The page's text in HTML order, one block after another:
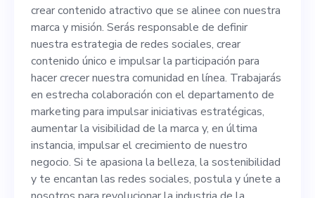
línea. Trabajarás en estrecha
colaboración con el
departamento de marketing
para impulsar iniciativas
estratégicas, aumentar la
visibilidad de la marca y, en
última instancia, impulsar el
crear contenido atractivo que se alinee con nuestra
marca y misión. Serás responsable de definir
nuestra estrategia de redes sociales, crear
contenido único e impulsar la participación para
hacer crecer nuestra comunidad en línea. Trabajarás
en estrecha colaboración con el departamento de
marketing para impulsar iniciativas estratégicas,
aumentar la visibilidad de la marca y, en última
instancia, impulsar el crecimiento de nuestro
negocio. Si te apasiona la belleza, la sostenibilidad
y te encantan las redes sociales, postula y únete a